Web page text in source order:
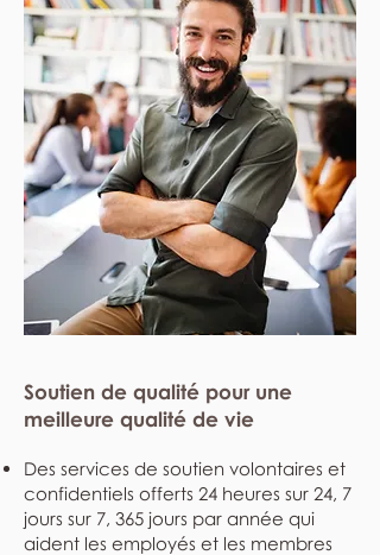
Soutien de qualité pour une
meilleure qualité de vie
Des services de soutien volontaires et
confidentiels offerts 24 heures sur 24, 7
jours sur 7, 365 jours par année qui
aident les employés et les membres